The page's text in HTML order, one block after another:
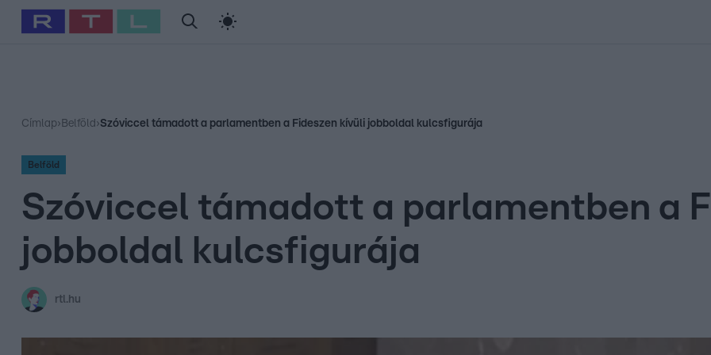
Babits Marcella Szellő István Most Wanted
Címlap› Belföld ›Szóviccel támadott a parlamentben a Fideszen kívüli jobboldal kulcsfigurája
Belföld
Szóviccel támadott a parlamentben a
jobboldal kulcsfigurája
rtl.hu